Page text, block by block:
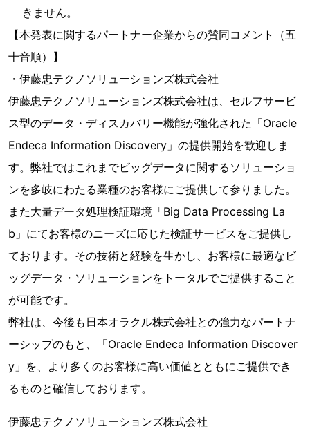
きません。
【本発表に関するパートナー企業からの賛同コメント（五
十音順）】
・伊藤忠テクノソリューションズ株式会社
伊藤忠テクノソリューションズ株式会社は、セルフサービ
ス型のデータ・ディスカバリー機能が強化された「Oracle
Endeca Information Discovery」の提供開始を歓迎しま
す。弊社ではこれまでビッグデータに関するソリューショ
ンを多岐にわたる業種のお客様にご提供して参りました。
また大量データ処理検証環境「Big Data Processing La
b」にてお客様のニーズに応じた検証サービスをご提供し
ております。その技術と経験を生かし、お客様に最適なビ
ッグデータ・ソリューションをトータルでご提供すること
が可能です。
弊社は、今後も日本オラクル株式会社との強力なパートナ
ーシップのもと、「Oracle Endeca Information Discover
y」を、より多くのお客様に高い価値とともにご提供でき
るものと確信しております。
伊藤忠テクノソリューションズ株式会社